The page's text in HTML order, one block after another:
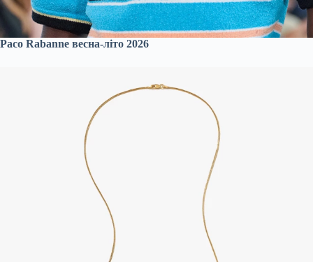
Paco Rabanne весна-літо 2026